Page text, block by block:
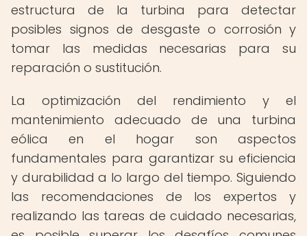
estructura de la turbina para detectar
posibles signos de desgaste o corrosión y
tomar las medidas necesarias para su
reparación o sustitución.
La optimización del rendimiento y el
mantenimiento adecuado de una turbina
eólica en el hogar son aspectos
fundamentales para garantizar su eficiencia
y durabilidad a lo largo del tiempo. Siguiendo
las recomendaciones de los expertos y
realizando las tareas de cuidado necesarias,